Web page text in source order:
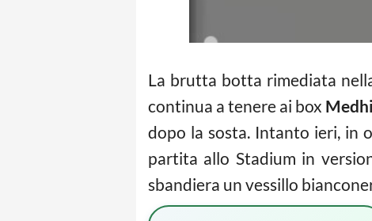
La brutta botta rimediata
continua a tenere ai box
dopo la sosta. Intanto ieri, in
partita allo Stadium in
sbandiera un vessillo